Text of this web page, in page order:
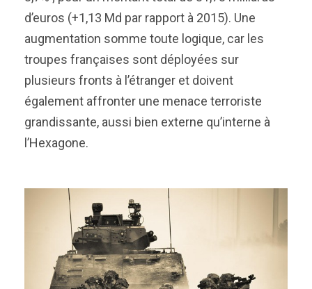
d’euros (+1,13 Md par rapport à 2015). Une
augmentation somme toute logique, car les
troupes françaises sont déployées sur
plusieurs fronts à l’étranger et doivent
également affronter une menace terroriste
grandissante, aussi bien externe qu’interne à
l’Hexagone.